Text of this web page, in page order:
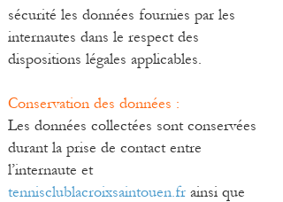
sécurité les données fournies par les
internautes dans le respect des
dispositions légales applicables.
Conservation des données :
Les données collectées sont conservées
durant la prise de contact entre
l’internaute et
tennisclublacroixsaintouen.fr ainsi que